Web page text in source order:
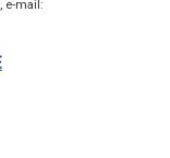
e-mail: